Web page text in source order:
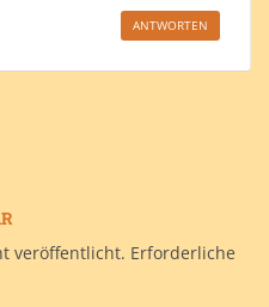
ANTWORTEN
veröffentlicht. Erforderliche